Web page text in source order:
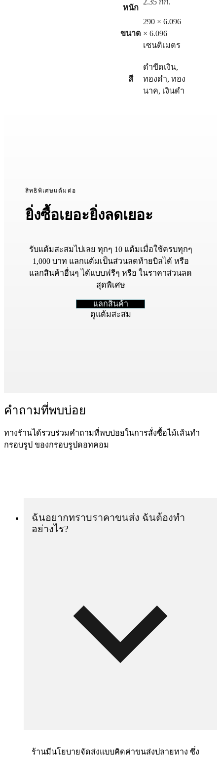
หนัก
ขนาด
290 × 6.096
× 6.096
เซนติเมตร
สี
ดำขีดเงิน,
ทองดำ, ทอง
นาค, เงินดำ
ยิ่งซื้อเยอะยิ่งลดเยอะ
สิทธิพิเศษแต้มต่อ
รับแต้มสะสมไปเลย ทุกๆ 10 แต้มเมื่อใช้ครบทุกๆ
1,000 บาท แลกแต้มเป็นส่วนลดท้ายบิลได้ หรือ
แลกสินค้าอื่นๆ ได้แบบฟรีๆ หรือ ในราคาส่วนลด
สุดพิเศษ
แลกสินค้า
ดูแต้มสะสม
คำถามที่พบบ่อย
ทางร้านได้รวบร่วมคำถามที่พบบ่อยในการสั่งซื้อไม้เส้นทำ
กรอบรูป ของกรอบรูปดอทคอม
ฉันอยากทราบราคาขนส่ง ฉันต้องทำ
อย่างไร?
ร้านมีนโยบายจัดส่งแบบคิดค่าขนส่งปลายทาง ซึ่ง